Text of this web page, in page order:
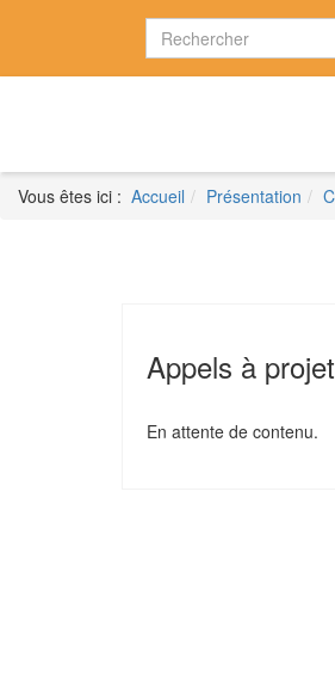
Vous êtes ici : Accueil Présentation
Appels à projet
En attente de contenu.